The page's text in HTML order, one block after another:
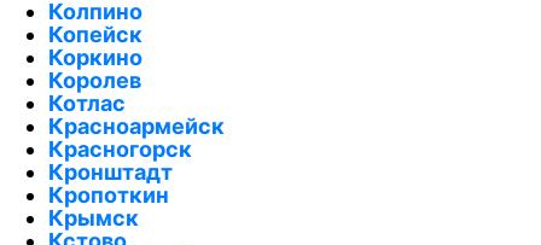
Колпино
Копейск
Коркино
Королев
Котлас
Красноармейск
Красногорск
Кронштадт
Кропоткин
Крымск